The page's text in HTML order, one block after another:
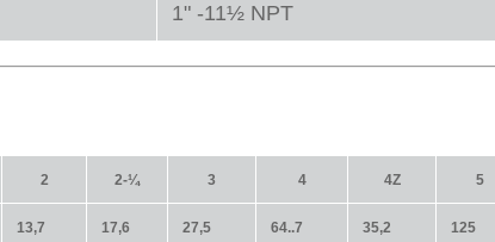
1" -11½ NPT
2 2-¼ 3 4 4Z 5
13,7
17,6
27,5
64..7
35,2
125